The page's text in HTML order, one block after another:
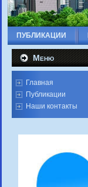
ПУБЛИКАЦИИ
Меню
Главная
Публикации
Наши контакты